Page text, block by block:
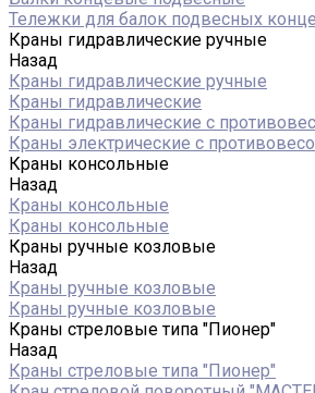
Тележки для балок подвесных
Краны гидравлические ручные
Назад
Краны гидравлические ручные
Краны гидравлические
Краны гидравлические с
Краны электрические с
Краны консольные
Назад
Краны консольные
Краны консольные
Краны ручные козловые
Назад
Краны ручные козловые
Краны ручные козловые
Краны стреловые типа "Пионер"
Назад
Краны стреловые типа "Пионер"